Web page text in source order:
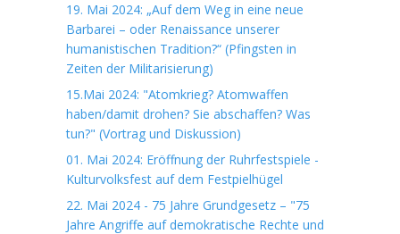
19. Mai 2024: „Auf dem Weg in eine neue
Barbarei – oder Renaissance unserer
humanistischen Tradition?“ (Pfingsten in
Zeiten der Militarisierung)
15.Mai 2024: "Atomkrieg? Atomwaffen
haben/damit drohen? Sie abschaffen? Was
tun?" (Vortrag und Diskussion)
01. Mai 2024: Eröffnung der Ruhrfestspiele -
Kulturvolksfest auf dem Festpielhügel
22. Mai 2024 - 75 Jahre Grundgesetz – "75
Jahre Angriffe auf demokratische Rechte und